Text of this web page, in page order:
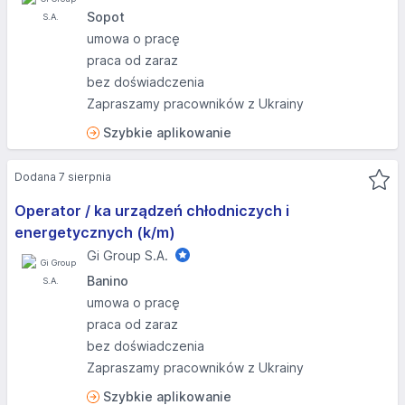
Sopot
umowa o pracę
praca od zaraz
bez doświadczenia
Zapraszamy pracowników z Ukrainy
Szybkie aplikowanie
Operator / ka urządzeń chłodniczych i
energetycznych (k/m)
Gi Group S.A.
Banino
umowa o pracę
praca od zaraz
bez doświadczenia
Zapraszamy pracowników z Ukrainy
Szybkie aplikowanie
Dodana 7 sierpnia